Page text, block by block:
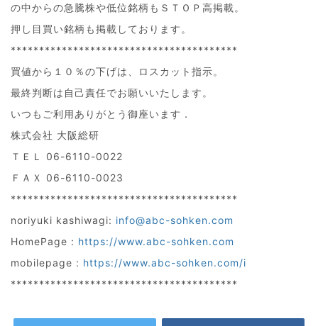
の中からの急騰株や低位銘柄もＳＴＯＰ高掲載。
押し目買い銘柄も掲載しております。
****************************************
買値から１０％の下げは、ロスカット指示。
最終判断は自己責任でお願いいたします。
いつもご利用ありがとう御座います．
株式会社 大阪総研
ＴＥＬ 06-6110-0022
ＦＡＸ 06-6110-0023
****************************************
noriyuki kashiwagi: info@abc-sohken.com
HomePage : https://www.abc-sohken.com
mobilepage : https://www.abc-sohken.com/i
****************************************